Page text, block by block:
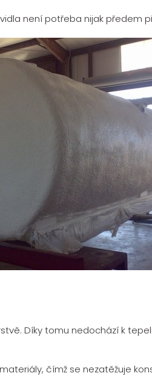
není potřeba nijak předem
Díky tomu nedochází k
čímž se nezatěžuje